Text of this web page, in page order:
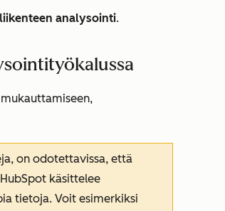
analysointi.
on odotettavissa, että
käsittelee
tietoja. Voit esimerkiksi